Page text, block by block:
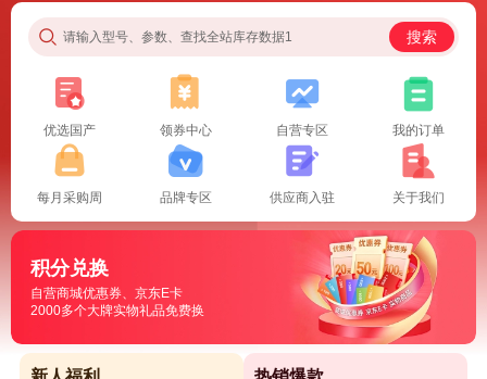
请输入型号、参数、查找全站库存数据1 搜索
优选国产 领券中心 自营专区 我的订单
每月采购周 品牌专区 供应商入驻 关于我们
积分兑换
自营商城优惠券、京东E卡
2000多个大牌实物礼品免费换